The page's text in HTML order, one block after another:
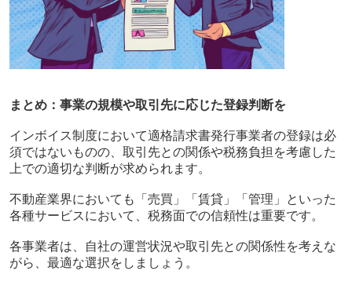
まとめ：事業の規模や取引先に応じた登録判断を
インボイス制度において適格請求書発行事業者の登録は必
須ではないものの、取引先との関係や税務負担を考慮した
上での適切な判断が求められます。
不動産業界においても「売買」「賃貸」「管理」といった
各種サービスにおいて、税務面での信頼性は重要です。
各事業者は、自社の運営状況や取引先との関係性を考えな
がら、最適な選択をしましょう。